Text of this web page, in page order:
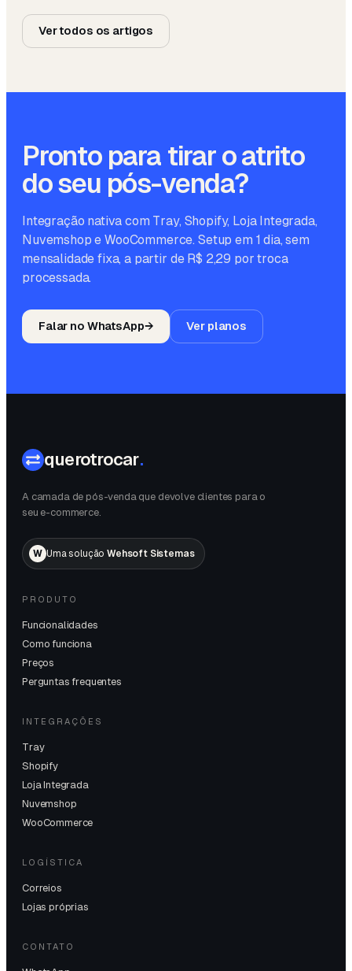
Ver todos os artigos
Pronto para tirar o atrito
do seu pós-venda?
Integração nativa com Tray, Shopify, Loja Integrada,
Nuvemshop e WooCommerce. Setup em 1 dia, sem
mensalidade fixa, a partir de R$ 2,29 por troca
processada.
Falar no WhatsApp→ Ver planos
querotrocar.
A camada de pós-venda que devolve clientes para o
seu e-commerce.
W Uma soluçãoWehsoft Sistemas
PRODUTO
Funcionalidades
Como funciona
Preços
Perguntas frequentes
INTEGRAÇÕES
Tray
Shopify
Loja Integrada
Nuvemshop
WooCommerce
LOGÍSTICA
Correios
Lojas próprias
CONTATO